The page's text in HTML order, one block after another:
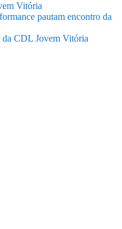
Vitória
pautam encontro da
da CDL Jovem Vitória